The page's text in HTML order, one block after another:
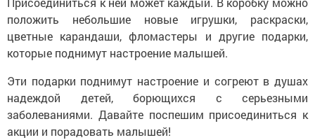
положить небольшие новые игрушки, раскраски,
цветные карандаши, фломастеры и другие подарки,
которые поднимут настроение малышей.
Эти подарки поднимут настроение и согреют в душах
надеждой детей, борющихся с серьезными
заболеваниями. Давайте поспешим присоединиться к
акции и порадовать малышей!